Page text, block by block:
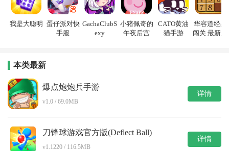
我是大聪明 蛋仔派对快
手服
GachaClubS
exy
小猪佩奇的
午夜后宫
CATO黄油
猫手游
华容道经典
闯关 最新版
本类最新
爆点炮炮兵手游
v1.0 / 69.0MB
详情
刀锋球游戏官方版(Deflect Ball)
v1.1220 / 116.5MB
详情